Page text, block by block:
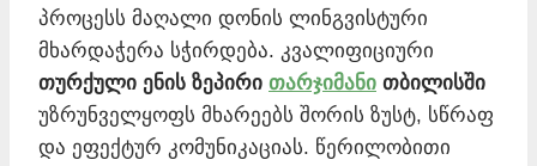
პროცესს მაღალი დონის ლინგვისტური
მხარდაჭერა სჭირდება. კვალიფიციური
თურქული ენის ზეპირი თარჯიმანი თბილისში
უზრუნველყოფს მხარეებს შორის ზუსტ, სწრაფ
და ეფექტურ კომუნიკაციას. წერილობითი